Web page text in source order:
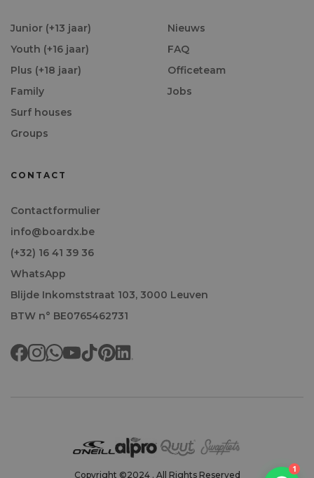
Junior (+13 jaar)
Youth (+16 jaar)
Plus (+18 jaar)
Family
Surf houses
Groups
Nieuws
FAQ
Officeteam
Jobs
CONTACT
Contactformulier
info@boardx.be
(+32) 16 41 39 36
WhatsApp
Blijde Inkomststraat 103, 3000 Leuven
BTW n° BE0765462731
Copyright ©2024 . All Rights Reserved
1
Welkom!